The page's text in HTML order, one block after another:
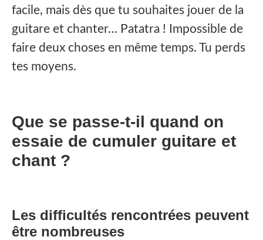
facile, mais dès que tu souhaites jouer de la
guitare et chanter… Patatra ! Impossible de
faire deux choses en même temps. Tu perds
tes moyens.
Que se passe-t-il quand on
essaie de cumuler guitare et
chant ?
Les difficultés rencontrées peuvent
être nombreuses